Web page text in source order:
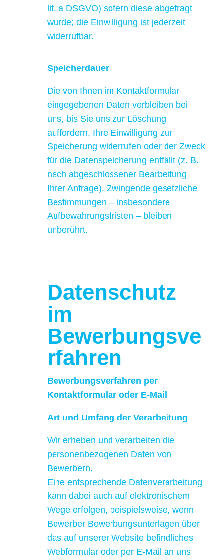
lit. a DSGVO) sofern diese abgefragt
wurde; die Einwilligung ist jederzeit
widerrufbar.
Speicherdauer
Die von Ihnen im Kontaktformular
eingegebenen Daten verbleiben bei
uns, bis Sie uns zur Löschung
auffordern, Ihre Einwilligung zur
Speicherung widerrufen oder der Zweck
für die Datenspeicherung entfällt (z. B.
nach abgeschlossener Bearbeitung
Ihrer Anfrage). Zwingende gesetzliche
Bestimmungen – insbesondere
Aufbewahrungsfristen – bleiben
unberührt.
Datenschutz
im
Bewerbungsve
rfahren
Bewerbungsverfahren per
Kontaktformular oder E-Mail
Art und Umfang der Verarbeitung
Wir erheben und verarbeiten die
personenbezogenen Daten von
Bewerbern.
Eine entsprechende Datenverarbeitung
kann dabei auch auf elektronischem
Wege erfolgen, beispielsweise, wenn
Bewerber Bewerbungsunterlagen über
das auf unserer Website befindliches
Webformular oder per E-Mail an uns